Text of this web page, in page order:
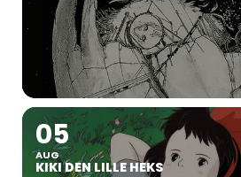
05
AUG
KIKI DEN LILLE HEKS